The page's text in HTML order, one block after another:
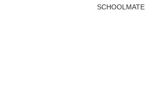
SCHOOLMATE